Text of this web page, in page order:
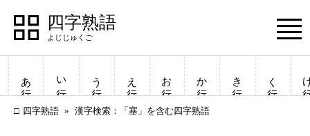
四字熟語 Menu
あ行 い行 う行 え行 お行 か行 き行 く行
四字熟語 漢字検索：「塞」を含む四字熟語